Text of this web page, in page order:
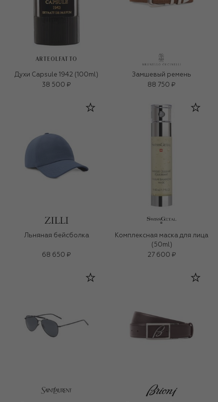
ARTEOLFATTO
Духи Capsule 1942 (100ml)
38 500 ₽
Замшевый ремень
88 750 ₽
Льняная бейсболка
68 650 ₽
Комплексная маска для лица
(50ml)
27 600 ₽